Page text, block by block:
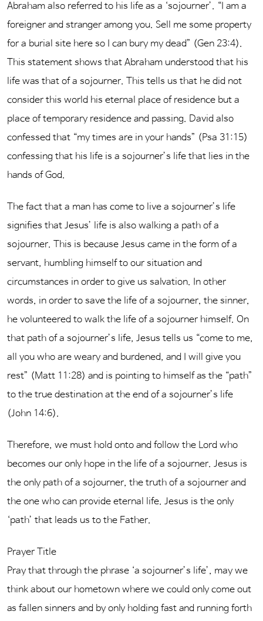
Abraham also referred to his life as a ‘sojourner’. “I am a
foreigner and stranger among you. Sell me some property
for a burial site here so I can bury my dead” (Gen 23:4).
This statement shows that Abraham understood that his
life was that of a sojourner. This tells us that he did not
consider this world his eternal place of residence but a
place of temporary residence and passing. David also
confessed that “my times are in your hands” (Psa 31:15)
confessing that his life is a sojourner’s life that lies in the
hands of God.
The fact that a man has come to live a sojourner’s life
signifies that Jesus’ life is also walking a path of a
sojourner. This is because Jesus came in the form of a
servant, humbling himself to our situation and
circumstances in order to give us salvation. In other
words, in order to save the life of a sojourner, the sinner,
he volunteered to walk the life of a sojourner himself. On
that path of a sojourner’s life, Jesus tells us “come to me,
all you who are weary and burdened, and I will give you
rest” (Matt 11:28) and is pointing to himself as the “path”
to the true destination at the end of a sojourner’s life
(John 14:6).
Therefore, we must hold onto and follow the Lord who
becomes our only hope in the life of a sojourner. Jesus is
the only path of a sojourner, the truth of a sojourner and
the one who can provide eternal life. Jesus is the only
‘path’ that leads us to the Father.
Prayer Title
Pray that through the phrase ‘a sojourner’s life’, may we
think about our hometown where we could only come out
as fallen sinners and by only holding fast and running forth